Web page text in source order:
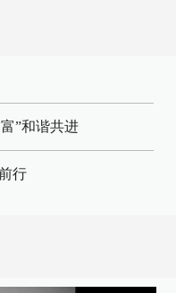
”和谐共进
行